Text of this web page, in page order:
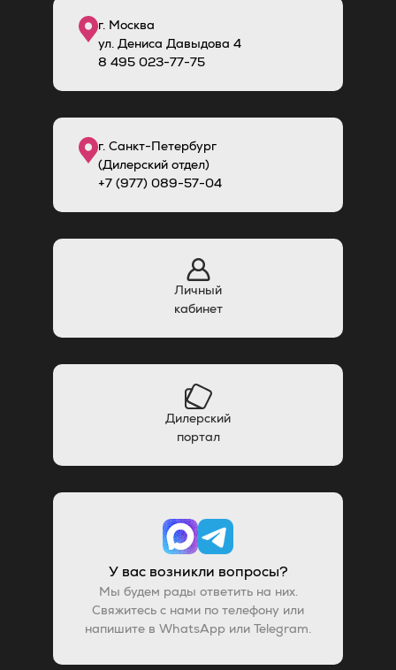
г. Москва
ул. Дениса Давыдова 4
8 495 023-77-75
г. Санкт-Петербург
(Дилерский отдел)
+7 (977) 089-57-04
Личный
кабинет
Дилерский
портал
У вас возникли вопросы?
Мы будем рады ответить на них.
Свяжитесь с нами по телефону или
напишите в WhatsApp или Telegram.